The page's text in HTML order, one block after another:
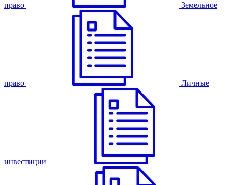
право Земельное
право Личные
инвестиции